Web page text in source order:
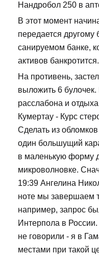
Нандробол 250 в
В этот момент
передается другому
санируемом банке,
активов банкротится.
На противень,
выложить 6
расслабона и
Кумертау - Курс
Сделать из
один большущий
в маленькую форму
микроволновке.
19:39 Ангелина
ноте мы завершаем
например, запрос
Интерпола в
не говорили - я в
местами при такой